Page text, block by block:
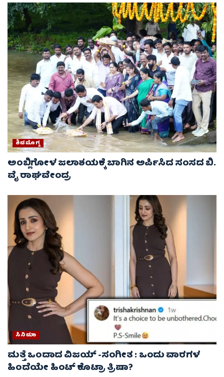
ಶಿವಮೊಗ್ಗ
ಅಂಬ್ಲಿಗೋಳ ಜಲಾಶಯಕ್ಕೆ ಬಾಗಿನ ಅರ್ಪಿಸಿದ ಸಂಸದ ಬಿ.
ವೈ ರಾಘವೇಂದ್ರ
ಸಿನಿಮಾ
ಮತ್ತೆ ಒಂದಾದ ವಿಜಯ್ -ಸಂಗೀತ : ಒಂದು ವಾರಗಳ
ಹಿಂದೆಯೇ ಹಿಂಟ್ ಕೊಟ್ರಾ ತ್ರಿಷಾ?